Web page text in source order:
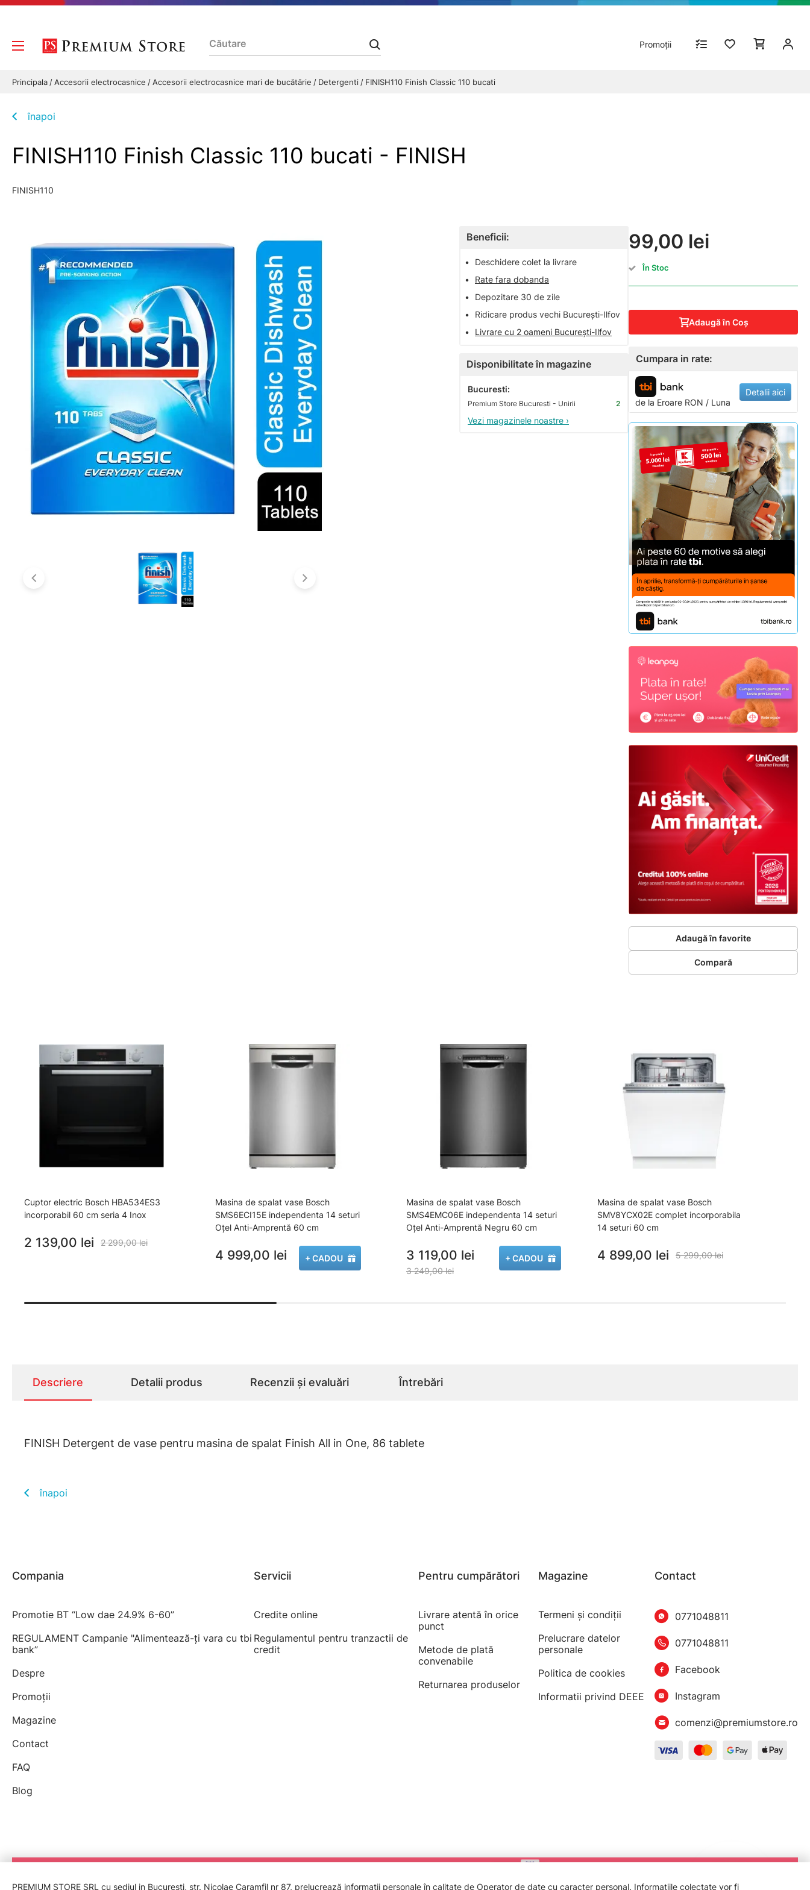
Promoții
Principala Accesorii electrocasnice Accesorii electrocasnice mari de bucătărie Detergenti FINISH110 Finish Classic 110 bucati
înapoi
FINISH110 Finish Classic 110 bucati - FINISH
FINISH110
Beneficii:
•
Deschidere colet la livrare
•
Rate fara dobanda
•
Depozitare 30 de zile
•
Ridicare produs vechi București-Ilfov
•
Livrare cu 2 oameni București-Ilfov
Disponibilitate în magazine
Bucuresti:
Premium Store Bucuresti - Unirii 2
Vezi magazinele noastre ›
99,00 lei
În Stoc
Adaugă în Coş
Cumpara in rate:
de la Eroare RON / Luna
Detalii aici
Adaugă în favorite
Compară
Cuptor electric Bosch HBA534ES3
incorporabil 60 cm seria 4 Inox
2 139,00 lei 2 299,00 lei
Masina de spalat vase Bosch
SMS6ECI15E independenta 14 seturi
Oțel Anti-Amprentă 60 cm
4 999,00 lei + CADOU
Masina de spalat vase Bosch
SMS4EMC06E independenta 14 seturi
Oțel Anti-Amprentă Negru 60 cm
3 119,00 lei
3 249,00 lei
+ CADOU
Masina de spalat vase Bosch
SMV8YCX02E complet incorporabila
14 seturi 60 cm
4 899,00 lei 5 299,00 lei
Descriere Detalii produs Recenzii și evaluări Întrebări
FINISH Detergent de vase pentru masina de spalat Finish All in One, 86 tablete
înapoi
Compania
Promotie BT “Low dae 24.9% 6-60”
REGULAMENT Campanie "Alimentează-ți vara cu tbi
bank”
Despre
Promoții
Magazine
Contact
FAQ
Blog
Servicii
Credite online
Regulamentul pentru tranzactii de
credit
Pentru cumpărători
Livrare atentă în orice
punct
Metode de plată
convenabile
Returnarea produselor
Magazine
Termeni şi condiţii
Prelucrare datelor
personale
Politica de cookies
Informatii privind DEEE
Contact
0771048811
0771048811
Facebook
Instagram
comenzi@premiumstore.ro
PREMIUM STORE SRL cu sediul in București, str. Nicolae Caramfil nr 87, prelucrează informații personale în calitate de Operator de date cu caracter personal. Informațiile colectate vor fi